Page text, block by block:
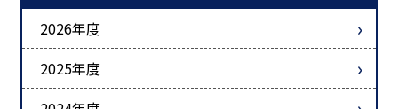
2026年度
2025年度